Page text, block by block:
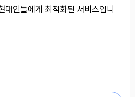
대인들에게 최적화된 서비스입니